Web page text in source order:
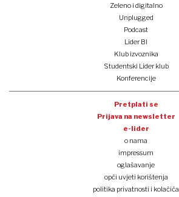
Zeleno i digitalno
Unplugged
Podcast
Lider BI
Klub izvoznika
Studentski Lider klub
Konferencije
Pretplati se
Prijava na newsletter
e-lider
o nama
impressum
oglašavanje
opći uvjeti korištenja
politika privatnosti i kolačića